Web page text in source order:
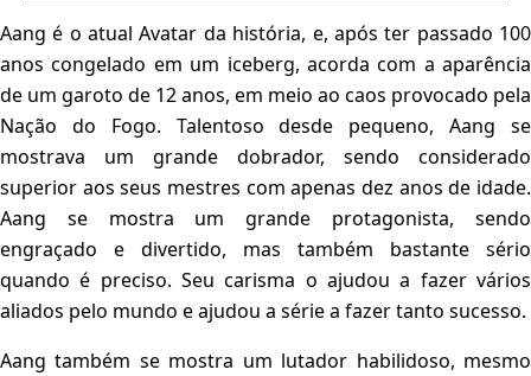
Aang é o atual Avatar da história, e, após ter passado 100
anos congelado em um iceberg, acorda com a aparência
de um garoto de 12 anos, em meio ao caos provocado pela
Nação do Fogo. Talentoso desde pequeno, Aang se
mostrava um grande dobrador, sendo considerado
superior aos seus mestres com apenas dez anos de idade.
Aang se mostra um grande protagonista, sendo
engraçado e divertido, mas também bastante sério
quando é preciso. Seu carisma o ajudou a fazer vários
aliados pelo mundo e ajudou a série a fazer tanto sucesso.
Aang também se mostra um lutador habilidoso, mesmo